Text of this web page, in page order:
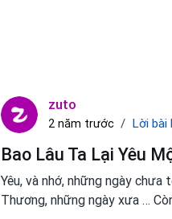
zuto
2 năm trước Lời bài
Bao Lâu Ta Lại Yêu
Yêu, và nhớ, những ngày
Thương, những ngày xưa …